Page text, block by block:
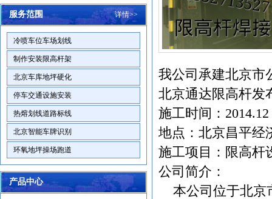
详情>>
服务范围
冷喷车位车场划线
制作安装限高杆架
北京车库地坪硬化
停车交通设施安装
热熔划线道路标线
北京智能车牌识别
环氧地坪操场跑道
产品中心
我公司承建北京市
北京通达限高杆发
施工时间：2014.12
地点：北京昌平经
施工项目：限高杆
公司简介：
本公司位于北京